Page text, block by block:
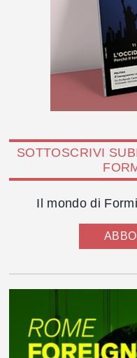
SOTTOSCRIVI
Il mondo di